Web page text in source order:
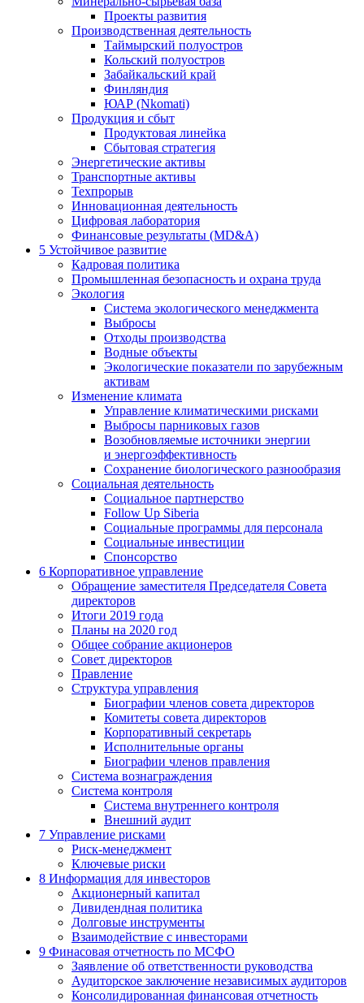
Проекты развития
Производственная деятельность
Таймырский полуостров
Кольский полуостров
Забайкальский край
Финляндия
ЮАР (Nkomati)
Продукция и сбыт
Продуктовая линейка
Сбытовая стратегия
Энергетические активы
Транспортные активы
Техпрорыв
Инновационная деятельность
Цифровая лаборатория
Финансовые результаты (MD&A)
5 Устойчивое развитие
Кадровая политика
Промышленная безопасность и охрана труда
Экология
Система экологического менеджмента
Выбросы
Отходы производства
Водные объекты
Экологические показатели по зарубежным
активам
Изменение климата
Управление климатическими рисками
Выбросы парниковых газов
Возобновляемые источники энергии
и энергоэффективность
Сохранение биологического разнообразия
Социальная деятельность
Социальное партнерство
Follow Up Siberia
Социальные программы для персонала
Социальные инвестиции
Спонсорство
6 Корпоративное управление
Обращение заместителя Председателя Совета
директоров
Итоги 2019 года
Планы на 2020 год
Общее собрание акционеров
Совет директоров
Правление
Структура управления
Биографии членов совета директоров
Комитеты совета директоров
Корпоративный секретарь
Исполнительные органы
Биографии членов правления
Система вознаграждения
Система контроля
Система внутреннего контроля
Внешний аудит
7 Управление рисками
Риск-менеджмент
Ключевые риски
8 Информация для инвесторов
Акционерный капитал
Дивидендная политика
Долговые инструменты
Взаимодействие с инвеcторами
9 Финасовая отчетность по МСФО
Заявление об ответственности руководства
Аудиторское заключение независимых аудиторов
Консолидированная финансовая отчетность